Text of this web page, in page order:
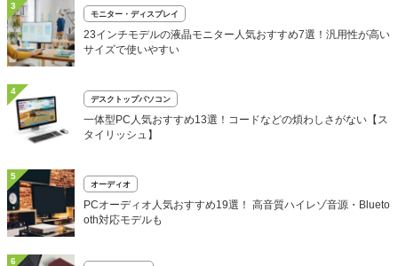
3
モニター・ディスプレイ
23インチモデルの液晶モニター人気おすすめ7選！汎用性が高い
サイズで使いやすい
4
デスクトップパソコン
一体型PC人気おすすめ13選！コードなどの煩わしさがない【ス
タイリッシュ】
5
オーディオ
PCオーディオ人気おすすめ19選！ 高音質ハイレゾ音源・Blueto
oth対応モデルも
6